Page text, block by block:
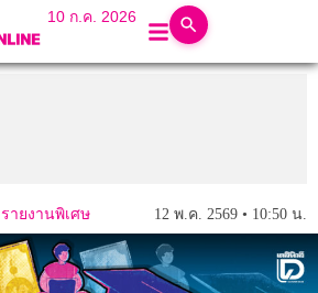
10 ก.ค. 2026
รายงานพิเศษ 12 พ.ค. 2569 • 10:50 น.